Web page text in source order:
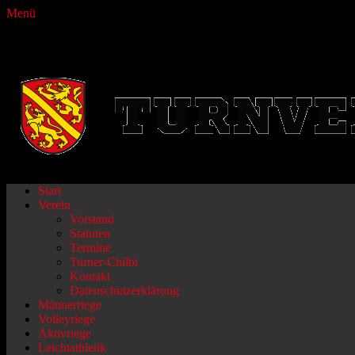
Menü
Primäres
Menü
Zum
Inhalt
Start
Verein
Vorstand
Statuten
Termine
Turner-Chilbi
Kontakt
Datenschutzerklärung
Männerriege
Volleyriege
Aktivriege
Leichtathletik